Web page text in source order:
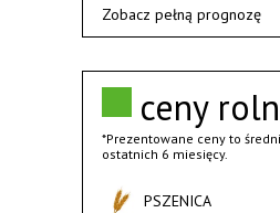
ceny
*Prezentowane ceny to
ostatnich 6 miesięcy.
PSZENICA
Zobacz pełną prognozę